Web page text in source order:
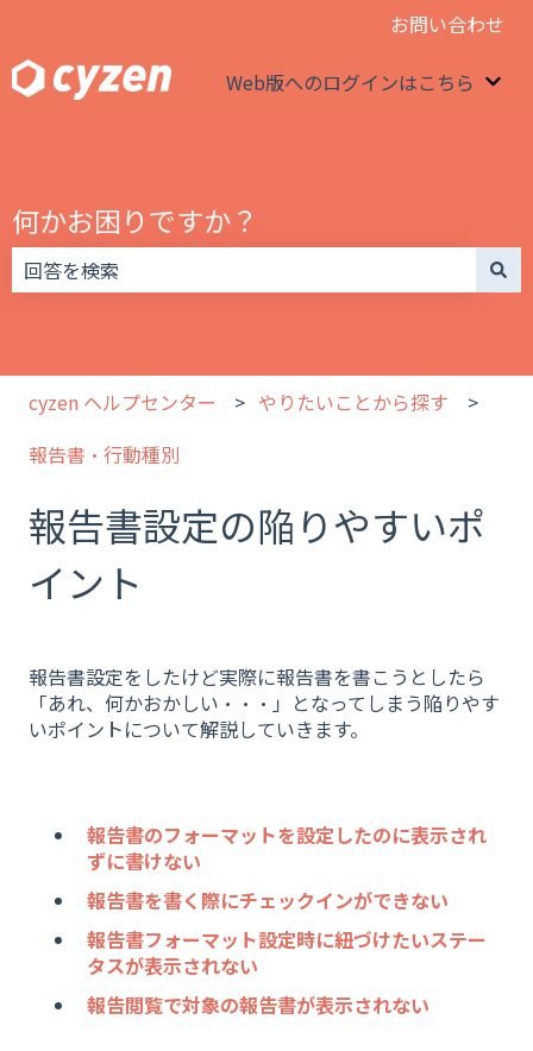
お問い合わせ
Web版へのログインはこちら
何かお困りですか？
cyzen ヘルプセンター
やりたいことから探す
報告書・行動種別
報告書設定の陥りやすいポ
イント
報告書設定をしたけど実際に報告書を書こうとしたら
「あれ、何かおかしい・・・」となってしまう陥りやす
いポイントについて解説していきます。
報告書のフォーマットを設定したのに表示され
ずに書けない
報告書を書く際にチェックインができない
報告書フォーマット設定時に紐づけたいステー
タスが表示されない
報告閲覧で対象の報告書が表示されない